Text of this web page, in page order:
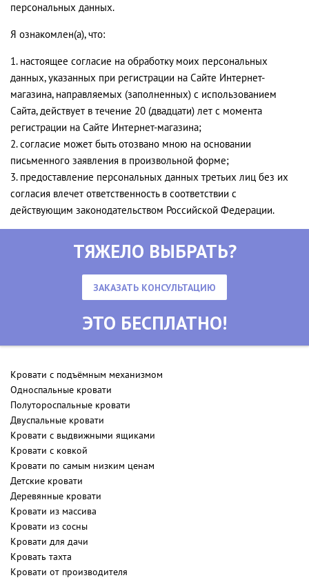
персональных данных.
Я ознакомлен(а), что:
настоящее согласие на обработку моих персональных
данных, указанных при регистрации на Сайте Интернет-
магазина, направляемых (заполненных) с использованием
Cайта, действует в течение 20 (двадцати) лет с момента
регистрации на Cайте Интернет-магазина;
согласие может быть отозвано мною на основании
письменного заявления в произвольной форме;
предоставление персональных данных третьих лиц без их
согласия влечет ответственность в соответствии с
действующим законодательством Российской Федерации.
ТЯЖЕЛО ВЫБРАТЬ?
ЗАКАЗАТЬ КОНСУЛЬТАЦИЮ
ЭТО БЕСПЛАТНО!
Кровати с подъёмным механизмом
Односпальные кровати
Полутороспальные кровати
Двуспальные кровати
Кровати с выдвижными ящиками
Кровати с ковкой
Кровати по самым низким ценам
Детские кровати
Деревянные кровати
Кровати из массива
Кровати из сосны
Кровати для дачи
Кровать тахта
Кровати от производителя